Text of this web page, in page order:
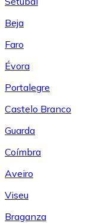
Beja
Faro
Évora
Portalegre
Castelo Branco
Guarda
Coímbra
Aveiro
Viseu
Braganza